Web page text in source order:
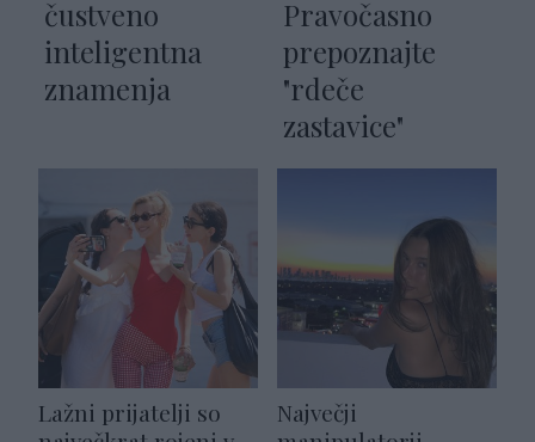
čustveno
inteligentna
znamenja
Pravočasno
prepoznajte
"rdeče
zastavice"
Lažni prijatelji so
Največji